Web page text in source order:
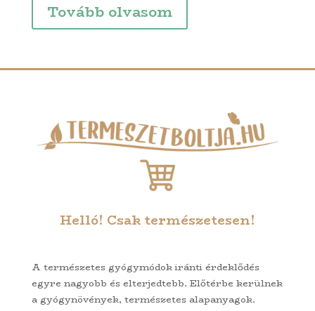
Tovább olvasom
Helló! Csak természetesen!
A természetes gyógymódok iránti érdeklődés
egyre nagyobb és elterjedtebb. Előtérbe kerülnek
a gyógynövények, természetes alapanyagok.